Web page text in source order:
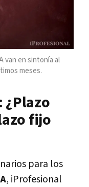
van en sintonía al
meses.
fijo
para los
, iProfesional